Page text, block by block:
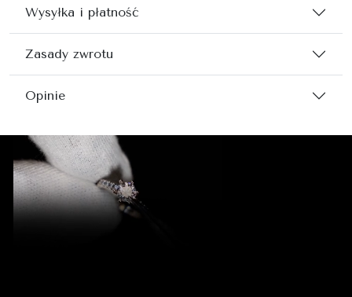
Wysyłka i płatność
Zasady zwrotu
Opinie